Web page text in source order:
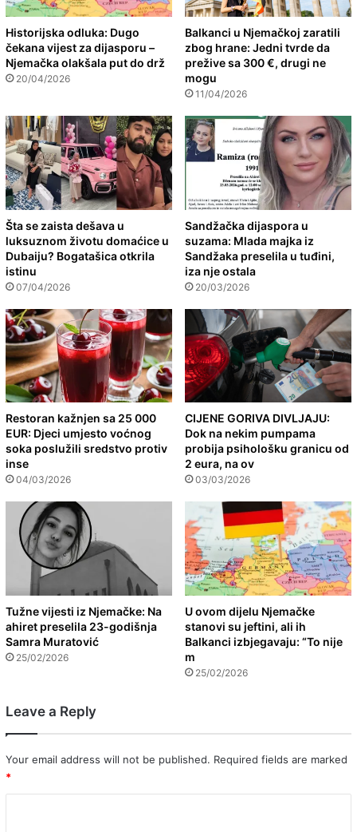
Historijska odluka: Dugo
čekana vijest za dijasporu –
Njemačka olakšala put do drž
20/04/2026
Balkanci u Njemačkoj zaratili
zbog hrane: Jedni tvrde da
prežive sa 300 €, drugi ne
mogu
11/04/2026
Šta se zaista dešava u
luksuznom životu domaćice u
Dubaiju? Bogatašica otkrila
istinu
07/04/2026
Sandžačka dijaspora u
suzama: Mlada majka iz
Sandžaka preselila u tuđini,
iza nje ostala
20/03/2026
Restoran kažnjen sa 25 000
EUR: Djeci umjesto voćnog
soka poslužili sredstvo protiv
inse
04/03/2026
CIJENE GORIVA DIVLJAJU:
Dok na nekim pumpama
probija psihološku granicu od
2 eura, na ov
03/03/2026
Tužne vijesti iz Njemačke: Na
ahiret preselila 23-godišnja
Samra Muratović
25/02/2026
U ovom dijelu Njemačke
stanovi su jeftini, ali ih
Balkanci izbjegavaju: “To nije
m
25/02/2026
Leave a Reply
Your email address will not be published. Required fields are marked
*